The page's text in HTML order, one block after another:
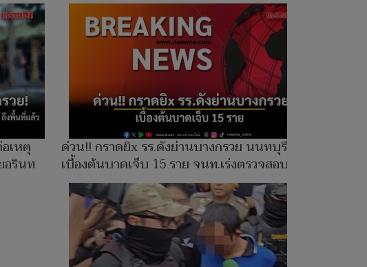
เหตุ
อรินท
ด่วน!! กราดยิx รร.ดังย่านบางกรวย นนทบุรี
เบื้องต้นบาดเจ็บ 15 ราย จนท.เร่งตรวจสอบ